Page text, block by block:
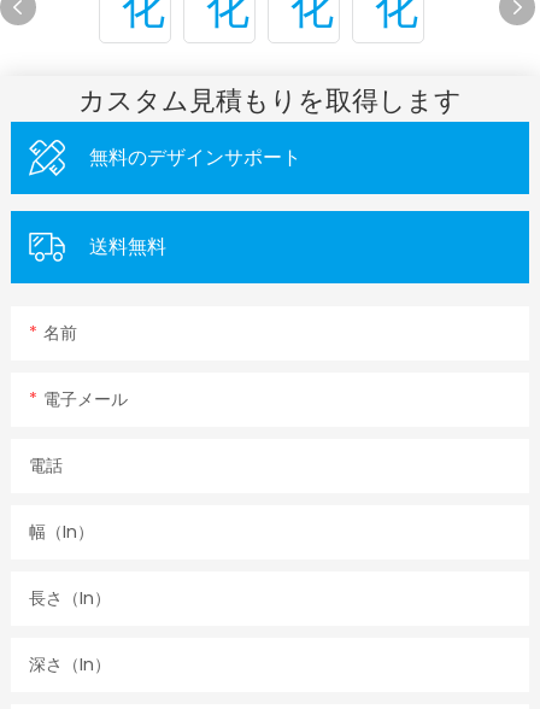
カスタム見積もりを取得します
無料のデザインサポート
送料無料
名前
電子メール
電話
幅（in）
長さ（in）
深さ（in）